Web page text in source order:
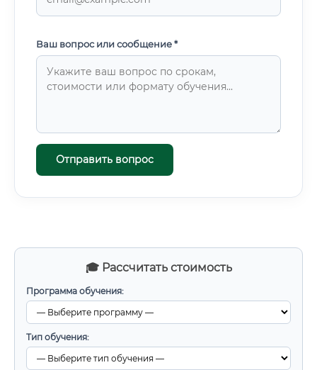
🎓 Рассчитать стоимость
Программа обучения:
Тип обучения:
Ваш вопрос или сообщение *
Отправить вопрос